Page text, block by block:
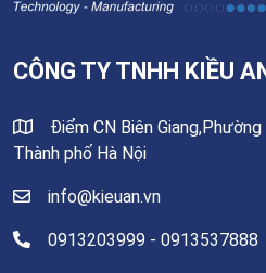
CÔNG TY TNHH KIỀU
Điểm CN Biên
Thành phố Hà Nội
info@kieuan.vn
0913203999 - 0913537888